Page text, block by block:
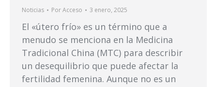
Noticias PorAcceso 3 enero, 2025
El «útero frío» es un término que a
menudo se menciona en la Medicina
Tradicional China (MTC) para describir
un desequilibrio que puede afectar la
fertilidad femenina. Aunque no es un